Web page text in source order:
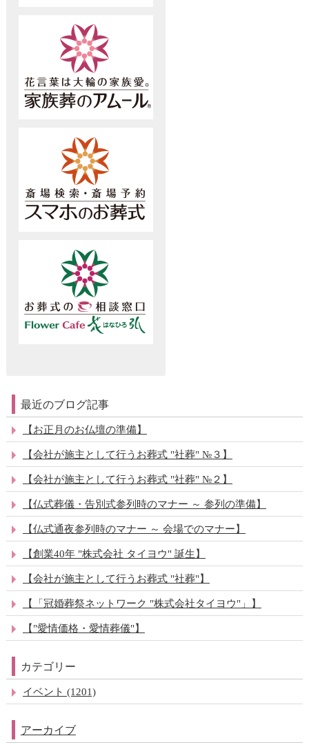
最近のブログ記事
【お正月のお仏壇の準備】
【会社が施主として行うお葬式 "社葬" №３】
【会社が施主として行うお葬式 "社葬" №２】
【仏式葬儀・告別式参列時のマナー ～ 参列の準備】
【仏式通夜参列時のマナー ～ 会場でのマナー】
【創業40年 "株式会社 タイヨウ" 誕生】
【会社が施主として行うお葬式 "社葬"】
【「冠婚葬祭ネットワーク "株式会社タイヨウ"」】
【"愛情価格・愛情葬儀"】
カテゴリー
イベント (1201)
アーカイブ